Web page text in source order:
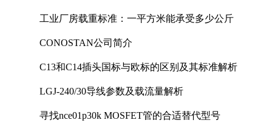
工业厂房载重标准：一平方米能承受多少公斤
CONOSTAN公司简介
C13和C14插头国标与欧标的区别及其标准解析
LGJ-240/30导线参数及载流量解析
寻找nce01p30k MOSFET管的合适替代型号